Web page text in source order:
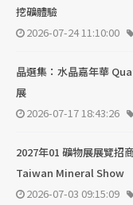
挖礦體驗
2026-07-24 11:10:00
晶選集：水晶嘉年華
展
2026-07-17 18:43:26
2027年01 礦物展展覽
Taiwan Mineral Show
2026-07-03 09:15:09